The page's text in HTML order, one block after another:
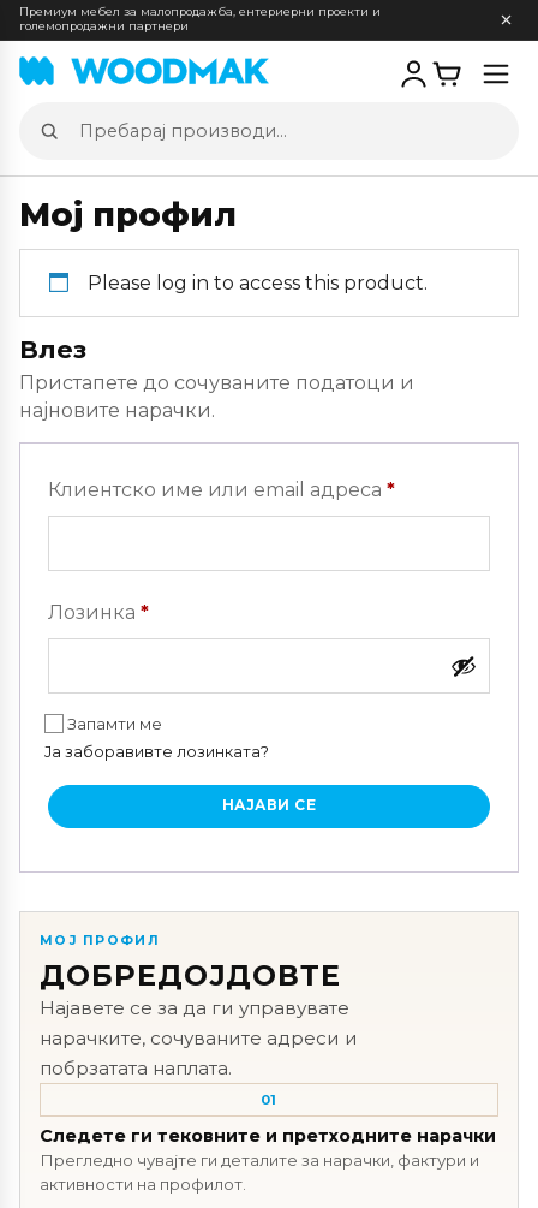
Премиум мебел за малопродажба, ентериерни проекти и
големопродажни партнери
Пребарај
производи
Мој профил
Please log in to access this product.
Влез
Пристапете до сочуваните податоци и
најновите нарачки.
Клиентско име или email адреса *
Лозинка *Задолжително
Запамти ме
Ја заборавивте лозинката?
НАЈАВИ СЕ
МОЈ ПРОФИЛ
ДОБРЕДОЈДОВТЕ
Најавете се за да ги управувате
нарачките, сочуваните адреси и
побрзатата наплата.
01
Следете ги тековните и претходните нарачки
Прегледно чувајте ги деталите за нарачки, фактури и
активности на профилот.